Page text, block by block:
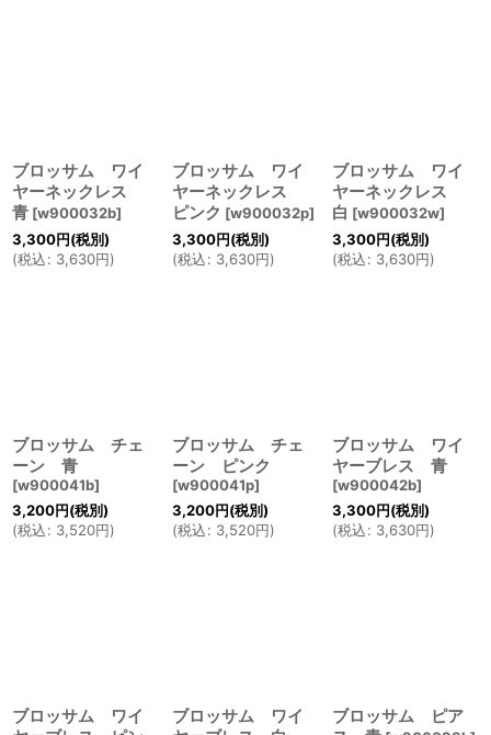
ブロッサム ワイ
ヤーネックレス
青 [w900032b]
3,300円(税別)
(税込: 3,630円)
ブロッサム ワイ
ヤーネックレス
ピンク [w900032p]
3,300円(税別)
(税込: 3,630円)
ブロッサム ワイ
ヤーネックレス
白 [w900032w]
3,300円(税別)
(税込: 3,630円)
ブロッサム チェ
ーン 青
[w900041b]
3,200円(税別)
(税込: 3,520円)
ブロッサム チェ
ーン ピンク
[w900041p]
3,200円(税別)
(税込: 3,520円)
ブロッサム ワイ
ヤーブレス 青
[w900042b]
3,300円(税別)
(税込: 3,630円)
ブロッサム ワイ
ブロッサム ワイ
ブロッサム ピア